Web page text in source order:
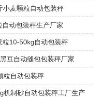
小麦颗粒自动包装秤
动包装秤生产厂家
粒10-50kg自动包装秤
豆自动缝包包装秤厂家
粒自动包装秤
机制砂自动包装秤工厂生产